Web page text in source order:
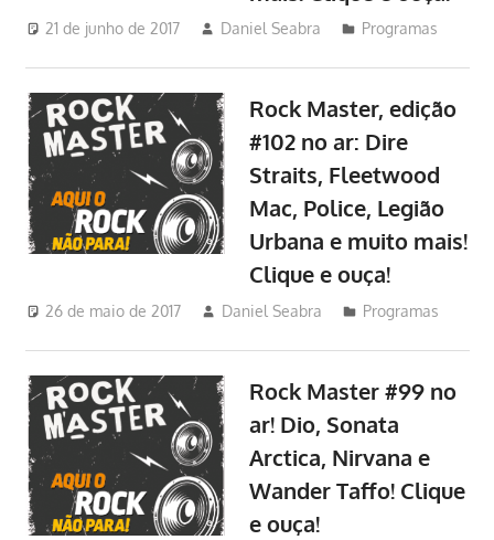
21 de junho de 2017 Daniel Seabra Programas
Rock Master, edição
#102 no ar: Dire
Straits, Fleetwood
Mac, Police, Legião
Urbana e muito mais!
Clique e ouça!
26 de maio de 2017 Daniel Seabra Programas
Rock Master #99 no
ar! Dio, Sonata
Arctica, Nirvana e
Wander Taffo! Clique
e ouça!